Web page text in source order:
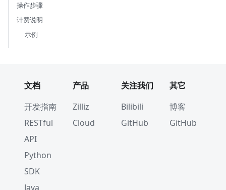
操作步骤
计费说明
示例
文档
开发指南
RESTful
API
Python
SDK
Java
产品
Zilliz
Cloud
关注我们
Bilibili
GitHub
其它
博客
GitHub